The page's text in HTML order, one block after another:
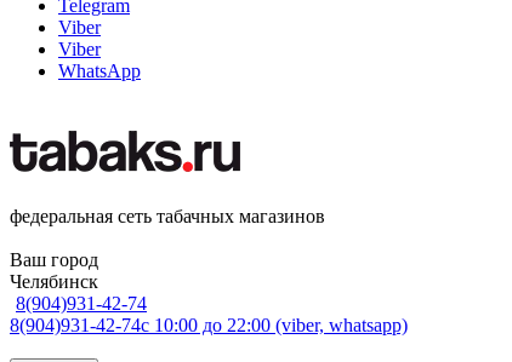
Telegram
Viber
Viber
WhatsApp
федеральная сеть табачных магазинов
Ваш город
Челябинск
8(904)931-42-74
8(904)931-42-74с 10:00 до 22:00 (viber, whatsapp)